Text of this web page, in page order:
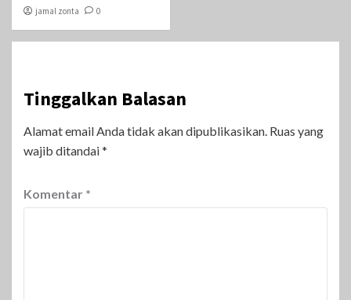
jamal zonta 0
Tinggalkan Balasan
Alamat email Anda tidak akan dipublikasikan. Ruas yang
wajib ditandai*
Komentar *